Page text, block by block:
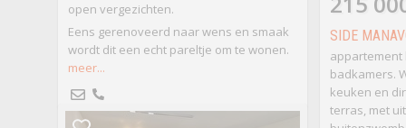
open vergezichten.
Eens gerenoveerd naar wens en smaak
wordt dit een echt pareltje om te wonen.
meer...
SIDE
appartement
badkamers.
keuken en
terras, met